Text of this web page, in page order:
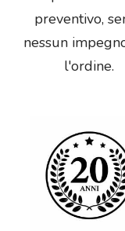
preventivo,
nessun
l'ordine.